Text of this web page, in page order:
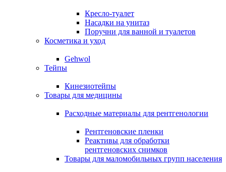
Кресло-туалет
Насадки на унитаз
Поручни для ванной и туалетов
Косметика и уход
Gehwol
Тейпы
Кинезиотейпы
Товары для медицины
Расходные материалы для рентгенологии
Рентгеновские пленки
Реактивы для обработки
рентгеновских снимков
Товары для маломобильных групп населения